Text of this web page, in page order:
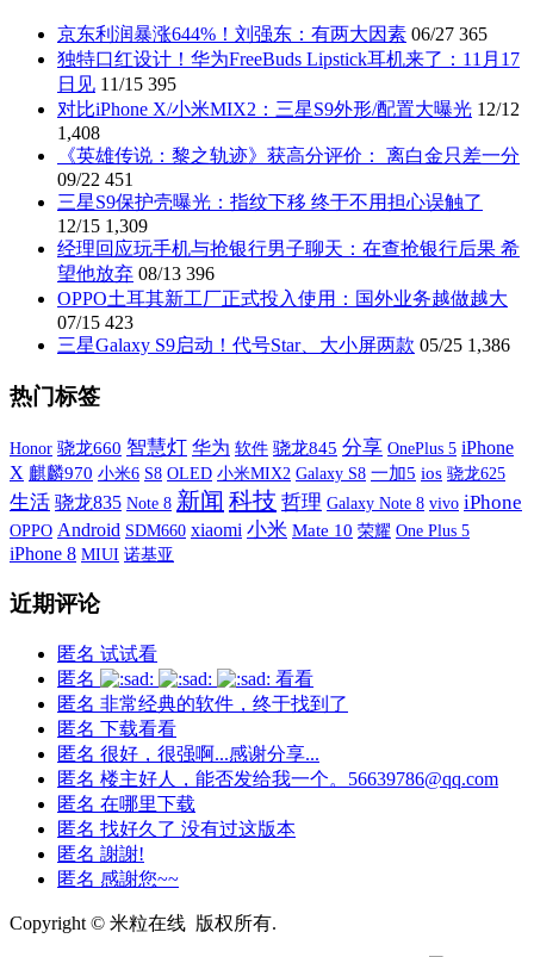
京东利润暴涨644%！刘强东：有两大因素 06/27 365
独特口红设计！华为FreeBuds Lipstick耳机来了：11月17
日见 11/15 395
对比iPhone X/小米MIX2：三星S9外形/配置大曝光 12/12
1,408
《英雄传说：黎之轨迹》获高分评价： 离白金只差一分
09/22 451
三星S9保护壳曝光：指纹下移 终于不用担心误触了
12/15 1,309
经理回应玩手机与抢银行男子聊天：在查抢银行后果 希
望他放弃 08/13 396
OPPO土耳其新工厂正式投入使用：国外业务越做越大
07/15 423
三星Galaxy S9启动！代号Star、大小屏两款 05/25 1,386
热门标签
Honor 骁龙660 智慧灯 华为 软件 骁龙845 分享 OnePlus 5 iPhone
X 麒麟970 小米6 S8 OLED 小米MIX2 Galaxy S8 一加5 ios 骁龙625
生活 骁龙835 Note 8 新闻 科技 哲理 Galaxy Note 8 vivo iPhone
OPPO Android SDM660 xiaomi 小米 Mate 10 荣耀 One Plus 5
iPhone 8 MIUI 诺基亚
近期评论
匿名 试试看
匿名
看看
匿名 非常经典的软件，终于找到了
匿名 下载看看
匿名 很好，很强啊...感谢分享...
匿名 楼主好人，能否发给我一个。56639786@qq.com
匿名 在哪里下载
匿名 找好久了 没有过这版本
匿名 謝謝!
匿名 感謝您~~
Copyright © 米粒在线 版权所有.